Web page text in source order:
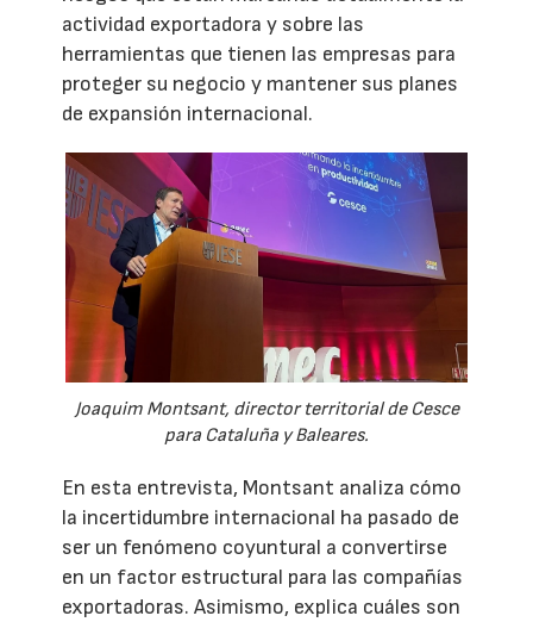
actividad exportadora y sobre las
herramientas que tienen las empresas para
proteger su negocio y mantener sus planes
de expansión internacional.
Joaquim Montsant, director territorial de Cesce
para Cataluña y Baleares.
En esta entrevista, Montsant analiza cómo
la incertidumbre internacional ha pasado de
ser un fenómeno coyuntural a convertirse
en un factor estructural para las compañías
exportadoras. Asimismo, explica cuáles son